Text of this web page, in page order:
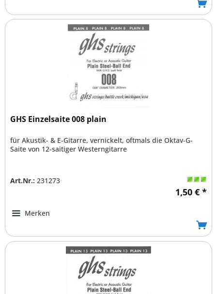
GHS Einzelsaite 008 plain
für Akustik- & E-Gitarre, vernickelt, oftmals die Oktav-G-
Saite von 12-saitiger Westerngitarre
Art.Nr.: 231273
1,50 € *
Merken